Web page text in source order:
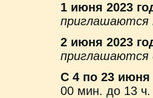
1 июня 2023
приглашаются
2 июня 2023
приглашаются
С 4 по 23 июня
00 мин. до 13